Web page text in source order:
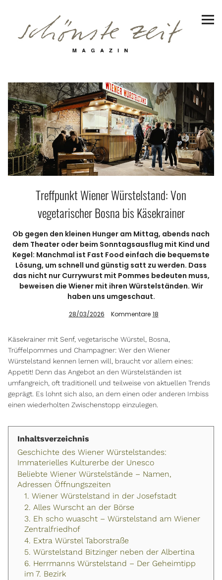
Reiseziele
Genuss
Lifestyle
Erlebnisse
FacebookInstagram
PinterestBlueskyThreads
Info
Treffpunkt Wiener Würstelstand: Von
vegetarischer Bosna bis Käsekrainer
Ob gegen den kleinen Hunger am Mittag, abends nach
dem Theater oder beim Sonntagsausflug mit Kind und
Kegel: Manchmal ist Fast Food einfach die bequemste
Lösung, um schnell und günstig satt zu werden. Dass
das nicht nur Currywurst mit Pommes bedeuten muss,
beweisen die Wiener mit ihren Würstelständen. Wir
haben uns umgeschaut.
28/03/2026 Kommentare 18
Käsekrainer mit Senf, vegetarische Würstel, Bosna,
Trüffelpommes und Champagner: Wer den Wiener
Würstelstand kennen lernen will, braucht vor allem eines:
Appetit! Denn das Angebot an den Würstelständen ist
umfangreich, oft traditionell und teilweise von aktuellen Trends
geprägt. Es lohnt sich also, an dem einen oder anderen Imbiss
einen wiederholten Zwischenstopp einzulegen.
Inhaltsverzeichnis
Geschichte des Wiener Würstelstandes:
Immaterielles Kulturerbe der Unesco
Beliebte Wiener Würstelstände – Namen,
Adressen Öffnungszeiten
1. Wiener Würstelstand in der Josefstadt
2. Alles Wurscht an der Börse
3. Eh scho wuascht – Würstelstand am Wiener
Zentralfriedhof
4. Extra Würstel Taborstraße
5. Würstelstand Bitzinger neben der Albertina
6. Herrmanns Würstelstand – Der Geheimtipp
im 7. Bezirk